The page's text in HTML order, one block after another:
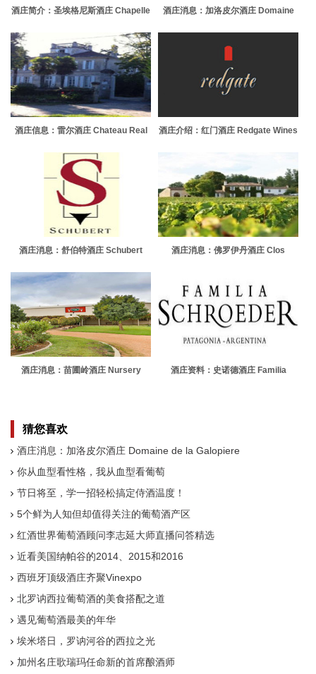
酒庄简介：圣埃格尼斯酒庄 Chapelle
酒庄消息：加洛皮尔酒庄 Domaine
酒庄信息：雷尔酒庄 Chateau Real 酒庄介绍：红门酒庄 Redgate Wines
酒庄消息：舒伯特酒庄 Schubert
酒庄消息：佛罗伊丹酒庄 Clos
酒庄消息：苗圃岭酒庄 Nursery
酒庄资料：史诺德酒庄 Familia
猜您喜欢
酒庄消息：加洛皮尔酒庄 Domaine de la Galopiere
你从血型看性格，我从血型看葡萄
节日将至，学一招轻松搞定侍酒温度！
5个鲜为人知但却值得关注的葡萄酒产区
红酒世界葡萄酒顾问李志延大师直播问答精选
近看美国纳帕谷的2014、2015和2016
西班牙顶级酒庄齐聚Vinexpo
北罗讷西拉葡萄酒的美食搭配之道
遇见葡萄酒最美的年华
埃米塔日，罗讷河谷的西拉之光
加州名庄歌瑞玛任命新的首席酿酒师